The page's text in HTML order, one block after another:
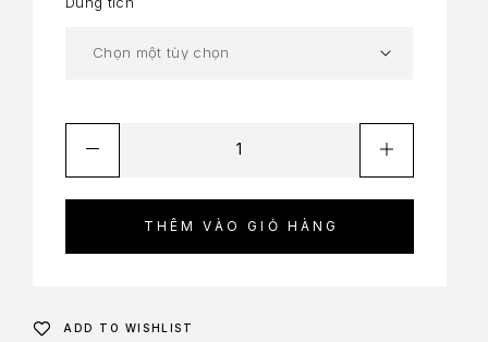
THÊM VÀO GIỎ HÀNG
ADD TO WISHLIST